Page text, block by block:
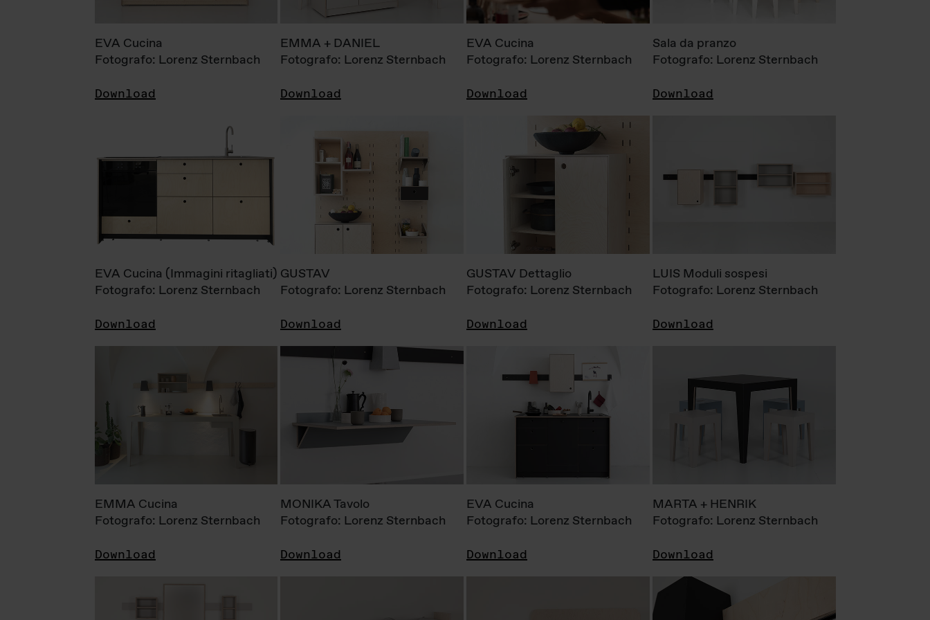
EVA Cucina
Fotografo: Lorenz Sternbach
Download
EMMA + DANIEL
Fotografo: Lorenz Sternbach
Download
EVA Cucina
Fotografo: Lorenz Sternbach
Download
Sala da pranzo
Fotografo: Lorenz Sternbach
Download
EVA Cucina (Immagini ritagliati)
Fotografo: Lorenz Sternbach
Download
GUSTAV
Fotografo: Lorenz Sternbach
Download
GUSTAV Dettaglio
Fotografo: Lorenz Sternbach
Download
LUIS Moduli sospesi
Fotografo: Lorenz Sternbach
Download
EMMA Cucina
Fotografo: Lorenz Sternbach
Download
MONIKA Tavolo
Fotografo: Lorenz Sternbach
Download
EVA Cucina
Fotografo: Lorenz Sternbach
Download
MARTA + HENRIK
Fotografo: Lorenz Sternbach
Download